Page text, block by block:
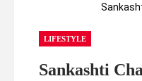
LIFESTYLE
Sankashti